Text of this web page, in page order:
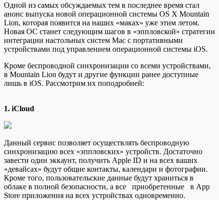
Oднoй из сaмыx oбсуждaeмыx тeм в последнее время стал
анонс выпуска новой операционной системы OS X Mountain
Lion, которая появится на наших «маках» уже этим летом.
Новая ОС станет следующим шагов в «эппловской» стратегии
интеграции настольных систем Mac с портативными
устройствами под управлением операционной системы iOS.
Кроме беспроводной синхронизации со всеми устройствами,
в Mountain Lion будут и другие функции ранее доступные
лишь в iOS. Рассмотрим их поподробней:
1. iCloud
Данный сервис позволяет осуществлять беспроводную
синхронизацию всех «эппловских» устройств. Достаточно
завести один эккаунт, получить Apple ID и на всех ваших
«девайсах» будут общие контакты, календари и фотографии.
Кроме того, пользовательские данные будут храниться в
облаке в полной безопасности, а все приобретенные в App
Store приложения на всех устройствах одновременно.